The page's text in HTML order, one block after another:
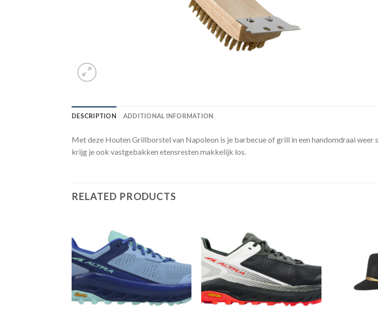
DESCRIPTION ADDITIONAL INFORMATION
Met deze Houten Grillborstel van Napoleon is je barbecue of grill in een handomdraai weer
krijg je ook vastgebakken etensresten makkelijk los.
RELATED PRODUCTS
verlanglijst
verlanglijst